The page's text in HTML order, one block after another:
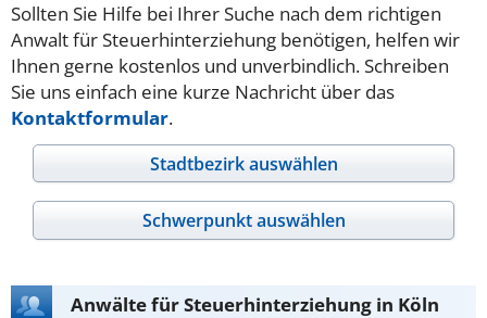
Sollten Sie Hilfe bei Ihrer Suche nach dem richtigen
Anwalt für Steuerhinterziehung benötigen, helfen wir
Ihnen gerne kostenlos und unverbindlich. Schreiben
Sie uns einfach eine kurze Nachricht über das
Kontaktformular.
Stadtbezirk auswählen
Schwerpunkt auswählen
Anwälte für Steuerhinterziehung in Köln